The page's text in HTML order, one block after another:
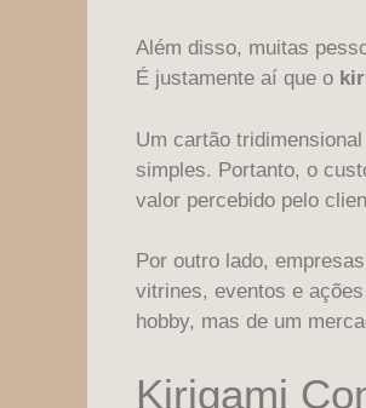
Além disso, muitas
É justamente aí que o
Um cartão
simples. Portanto, o
valor percebido pelo
Por outro lado,
vitrines, eventos e
hobby, mas de um
Kirigami